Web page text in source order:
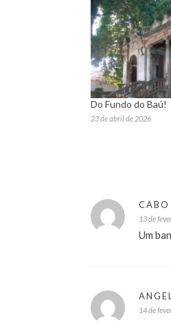
Do Fundo do Baú!
23 de abril de 2026
13 de
Um
14 de